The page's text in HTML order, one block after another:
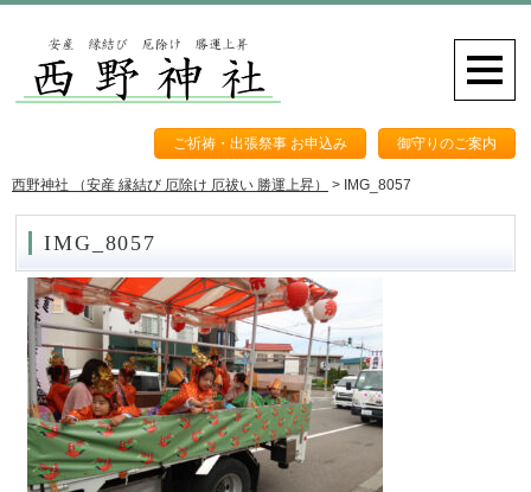
ご祈祷・出張祭事 お申込み 御守りのご案内
西野神社 （安産 縁結び 厄除け 厄祓い 勝運上昇） > IMG_8057
IMG_8057